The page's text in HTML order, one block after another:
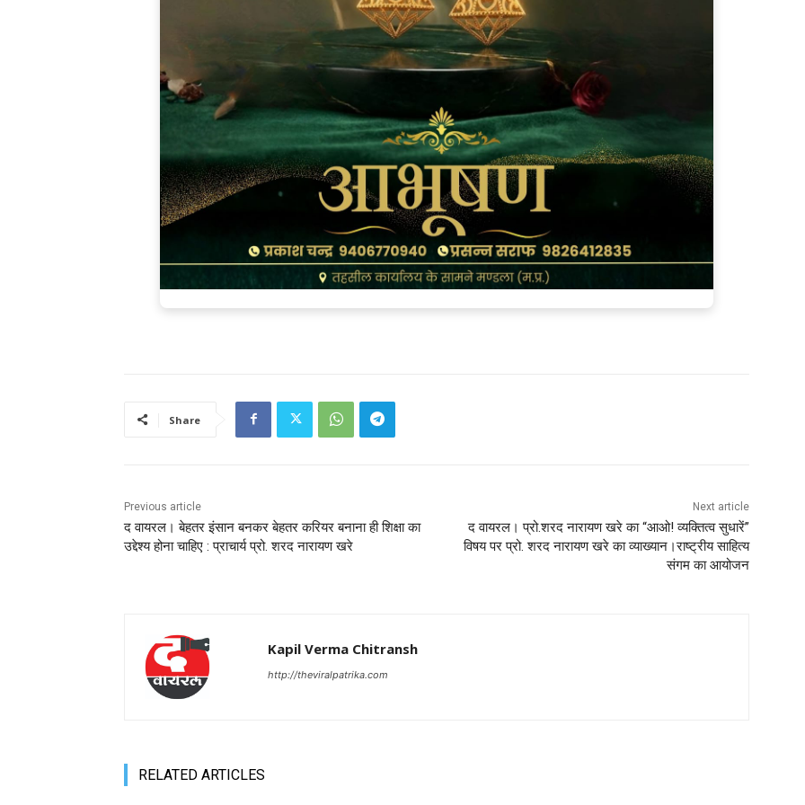
Share
Previous article
द वायरल। बेहतर इंसान बनकर बेहतर करियर बनाना ही शिक्षा का
उद्देश्य होना चाहिए : प्राचार्य प्रो. शरद नारायण खरे
Next article
द वायरल। प्रो.शरद नारायण खरे का “आओ! व्यक्तित्व सुधारें”
विषय पर प्रो. शरद नारायण खरे का व्याख्यान।राष्ट्रीय साहित्य
संगम का आयोजन
Kapil Verma Chitransh
http://theviralpatrika.com
RELATED ARTICLES